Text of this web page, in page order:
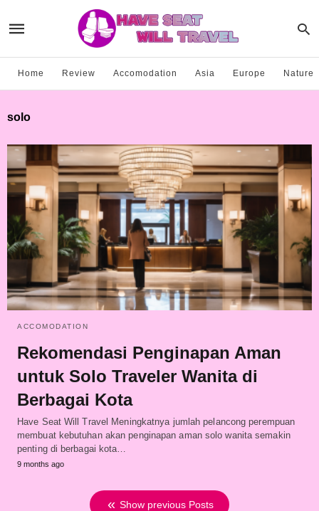
Home Review Accomodation Asia Europe Nature
solo
ACCOMODATION
Rekomendasi Penginapan Aman
untuk Solo Traveler Wanita di
Berbagai Kota
Have Seat Will Travel Meningkatnya jumlah pelancong perempuan
membuat kebutuhan akan penginapan aman solo wanita semakin
penting di berbagai kota…
9 months ago
Show previous Posts